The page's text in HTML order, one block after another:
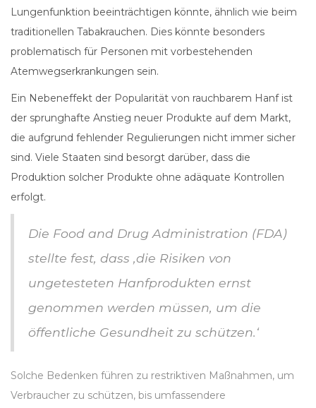
Lungenfunktion beeinträchtigen könnte, ähnlich wie beim
traditionellen Tabakrauchen. Dies könnte besonders
problematisch für Personen mit vorbestehenden
Atemwegserkrankungen sein.
Ein Nebeneffekt der Popularität von rauchbarem Hanf ist
der sprunghafte Anstieg neuer Produkte auf dem Markt,
die aufgrund fehlender Regulierungen nicht immer sicher
sind. Viele Staaten sind besorgt darüber, dass die
Produktion solcher Produkte ohne adäquate Kontrollen
erfolgt.
Die Food and Drug Administration (FDA)
stellte fest, dass ‚die Risiken von
ungetesteten Hanfprodukten ernst
genommen werden müssen, um die
öffentliche Gesundheit zu schützen.‘
Solche Bedenken führen zu restriktiven Maßnahmen, um
Verbraucher zu schützen, bis umfassendere